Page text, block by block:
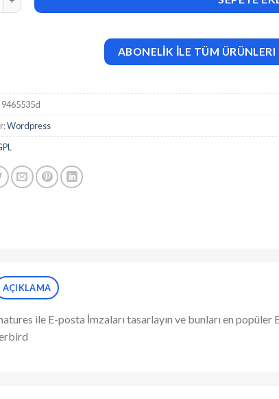
ÖZEL
(v3.21.2) Caching
419,90₺
ABONELİK İLE TÜM ÜRÜNLERI
9465535d
Wordpress
AÇIKLAMA
ile E-posta İmzaları tasarlayın ve bunları en